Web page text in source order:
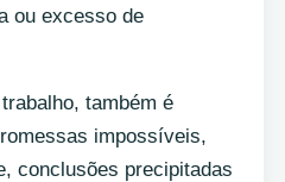
ou excesso de
também é
impossíveis,
conclusões precipitadas